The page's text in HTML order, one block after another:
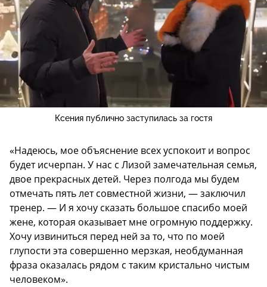
Ксения публично заступилась за гостя
«Надеюсь, мое объяснение всех успокоит и вопрос
будет исчерпан. У нас с Лизой замечательная семья,
двое прекрасных детей. Через полгода мы будем
отмечать пять лет совместной жизни, — заключил
тренер. — И я хочу сказать большое спасибо моей
жене, которая оказывает мне огромную поддержку.
Хочу извиниться перед ней за то, что по моей
глупости эта совершенно мерзкая, необдуманная
фраза оказалась рядом с таким кристально чистым
человеком».